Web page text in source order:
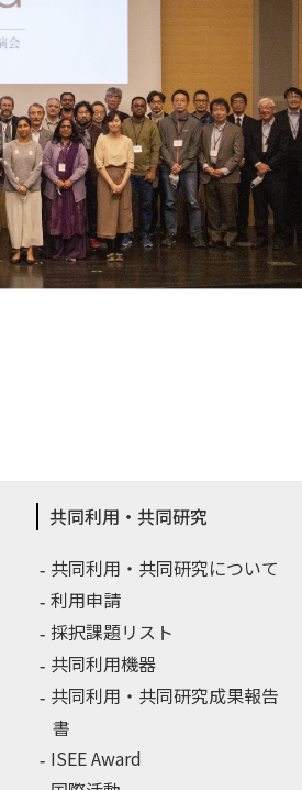
共同利用・共同研究
共同利用・共同研究について
利用申請
採択課題リスト
共同利用機器
共同利用・共同研究成果報告
書
ISEE Award